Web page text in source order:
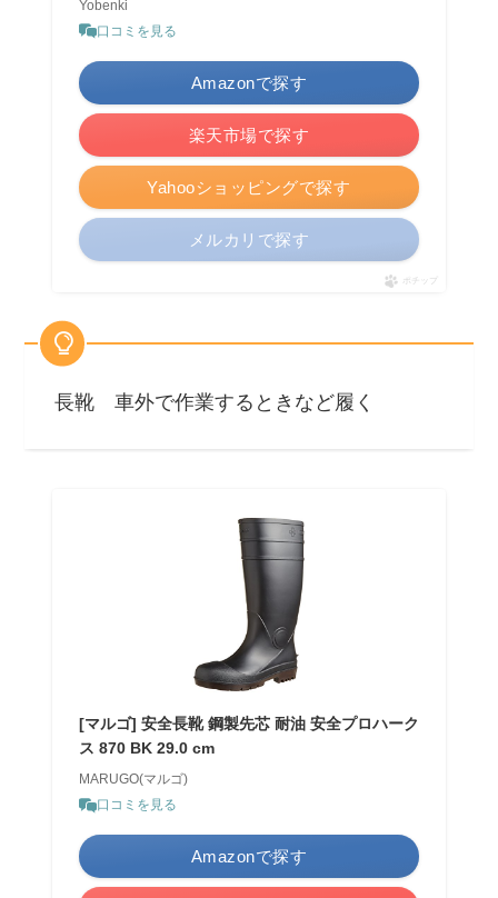
Yobenki
口コミを見る
Amazonで探す
楽天市場で探す
Yahooショッピングで探す
メルカリで探す
ポチップ
長靴 車外で作業するときなど履く
[マルゴ] 安全長靴 鋼製先芯 耐油 安全プロハーク
ス 870 BK 29.0 cm
MARUGO(マルゴ)
口コミを見る
Amazonで探す